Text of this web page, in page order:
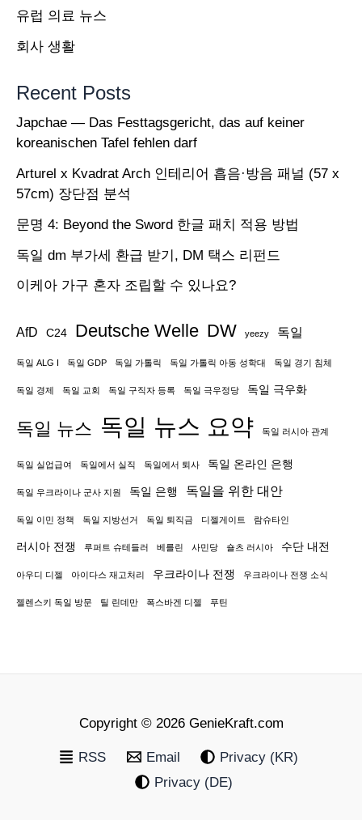
유럽 의료 뉴스
회사 생활
Recent Posts
Japchae — Das Festtagsgericht, das auf keiner
koreanischen Tafel fehlen darf
Arturel x Kvadrat Arch 인테리어 흡음·방음 패널 (57 x
57cm) 장단점 분석
문명 4: Beyond the Sword 한글 패치 적용 방법
독일 dm 부가세 환급 받기, DM 택스 리펀드
이케아 가구 혼자 조립할 수 있나요?
AfD C24 Deutsche Welle DW yeezy 독일
독일 ALG I 독일 GDP 독일 가톨릭 독일 가톨릭 아동 성학대 독일 경기 침체
독일 경제 독일 교회 독일 구직자 등록 독일 극우정당 독일 극우화
독일 뉴스 독일 뉴스 요약 독일 러시아 관계
독일 실업급여 독일에서 실직 독일에서 퇴사 독일 온라인 은행
독일 우크라이나 군사 지원 독일 은행 독일을 위한 대안
독일 이민 정책 독일 지방선거 독일 퇴직금 디젤게이트 람슈타인
러시아 전쟁 루퍼트 슈테들러 베를린 사민당 숄츠 러시아 수단 내전
아우디 디젤 아이다스 재고처리 우크라이나 전쟁 우크라이나 전쟁 소식
젤렌스키 독일 방문 틸 린데만 폭스바겐 디젤 푸틴
Copyright © 2026 GenieKraft.com
RSS Email
Privacy (KR)
Privacy (DE)